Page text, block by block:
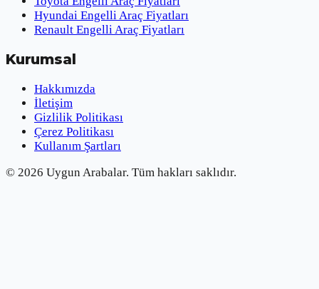
Hyundai Engelli Araç Fiyatları
Renault Engelli Araç Fiyatları
Kurumsal
Hakkımızda
İletişim
Gizlilik Politikası
Çerez Politikası
Kullanım Şartları
© 2026 Uygun Arabalar. Tüm hakları saklıdır.